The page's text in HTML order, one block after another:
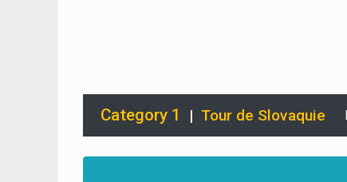
Category 1 | Tour de Slovaquie